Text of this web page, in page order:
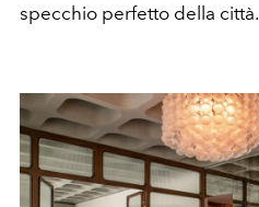
specchio perfetto della città.